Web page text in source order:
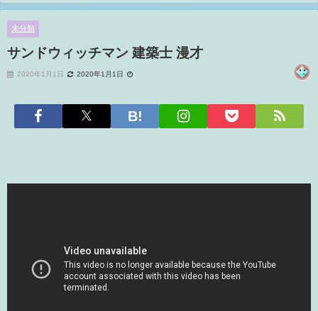
未分類
サンドウィッチマン 建築士 漫才
2020年1月1日 2020年1月1日